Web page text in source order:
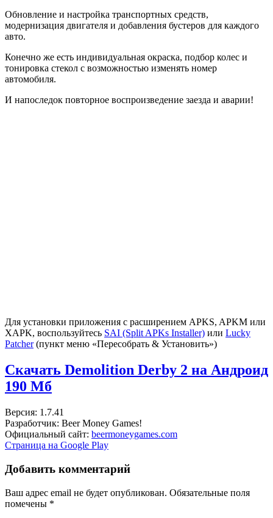
Обновление и настройка транспортных средств,
модернизация двигателя и добавления бустеров для каждого
авто.
Конечно же есть индивидуальная окраска, подбор колес и
тонировка стекол с возможностью изменять номер
автомобиля.
И напоследок повторное воспроизведение заезда и аварии!
Для установки приложения с расширением APKS, APKM или
XAPK, воспользуйтесь SAI (Split APKs Installer) или Lucky
Patcher(пункт меню «Пересобрать & Установить»)
Скачать Demolition Derby 2 на Андроид
190 Мб
Версия: 1.7.41
Разработчик: Beer Money Games!
Официальный сайт: beermoneygames.com
Страница на Google Play
Добавить комментарий
Ваш адрес email не будет опубликован. Обязательные поля
помечены *